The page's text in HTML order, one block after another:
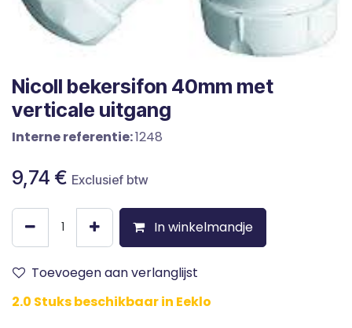
Nicoll bekersifon 40mm met
verticale uitgang
Interne referentie:1248
9,74 € Exclusief btw
In winkelmandje
Toevoegen aan verlanglijst
2.0 Stuks beschikbaar in Eeklo